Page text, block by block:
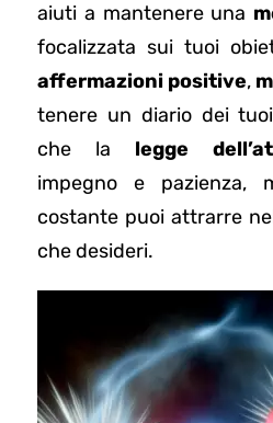
aiuti a mantenere una
focalizzata sui tuoi
affermazioni positive,
tenere un diario dei
che la legge
impegno e pazienza,
costante puoi attrarre
che desideri.